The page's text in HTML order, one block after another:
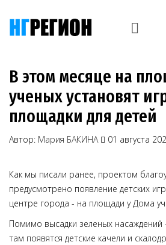
В этом месяце на
ученых установят
площадки для детей
Автор: Мария БАКИНА 01 августа
Как мы писали ранее, проектом
предусмотрено появление детских
центре города - на площади у Дома
Помимо высадки зеленых насаждений
там появятся детские качели и